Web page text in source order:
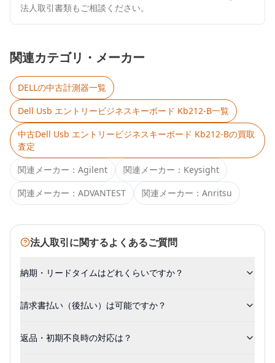
法人取引書類もご相談ください。
関連カテゴリ・メーカー
DELLの中古計測器一覧
Dell Usb エントリービジネスキーボード Kb212-B一覧
中古Dell Usb エントリービジネスキーボード Kb212-Bの買取
査定
関連メーカー： Agilent 関連メーカー： Keysight
関連メーカー： ADVANTEST 関連メーカー： Anritsu
法人取引に関するよくあるご質問
納期・リードタイムはどれくらいですか？
請求書払い（後払い）は可能ですか？
返品・初期不良時の対応は？